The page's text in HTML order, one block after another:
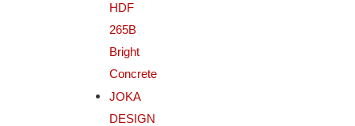
HDF
265B
Bright
Concrete
JOKA
DESIGN